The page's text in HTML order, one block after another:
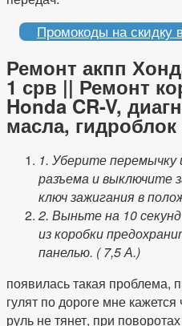
Промокоды на скидку
Ремонт акпп
1 срв || Ремонт
Honda CR-V,
масла,
1. Уберите перемычку
разъема и выключите
ключ зажигания в
2. Выньте на 10
из коробки
панелью. ( 7,5 А.)
появилась такая
гулят по дороге мне
руль не тянет, при